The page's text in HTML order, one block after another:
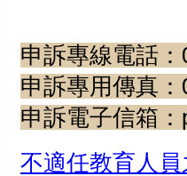
申訴專線電話
申訴專用傳真
申訴電子信箱
不適任教育人